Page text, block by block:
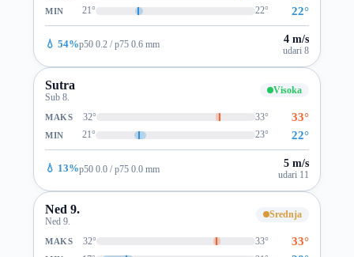
MIN 21° 22° 22°
💧 54%p50 0.2 / p75 0.6 mm 4 m/s
udari 8
Sutra
Sub 8.
Visoka
MAKS 32° 33° 33°
MIN 21° 23° 22°
💧 13%p50 0.0 / p75 0.0 mm 5 m/s
udari 11
Ned 9.
Ned 9.
Srednja
MAKS 32° 33° 33°